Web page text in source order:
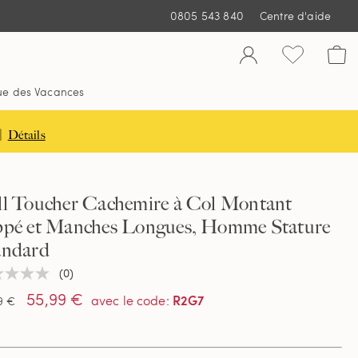
0805 543 840 Centre d'aide
des Vacances
Détails
Toucher Cachemire à Col Montant
et Manches Longues, Homme Stature
(0)
€
55,99 € avec le code: R2G7